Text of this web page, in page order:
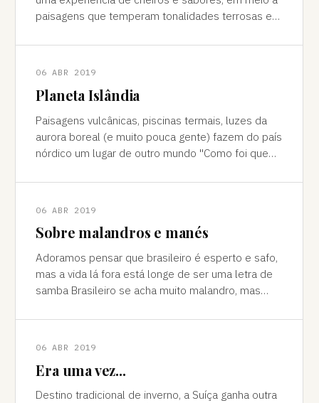
paisagens que temperam tonalidades terrosas e
06 ABR 2019
Planeta Islândia
Paisagens vulcânicas, piscinas termais, luzes da
aurora boreal (e muito pouca gente) fazem do país
nórdico um lugar de outro mundo "Como foi que
06 ABR 2019
Sobre malandros e manés
Adoramos pensar que brasileiro é esperto e safo,
mas a vida lá fora está longe de ser uma letra de
samba Brasileiro se acha muito malandro, mas
06 ABR 2019
Era uma vez...
Destino tradicional de inverno, a Suíça ganha outra